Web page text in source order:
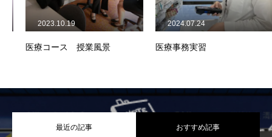
医療コース 授業風景
2023.10.19
医療事務実習
2024.07.24
最近の記事 おすすめ記事